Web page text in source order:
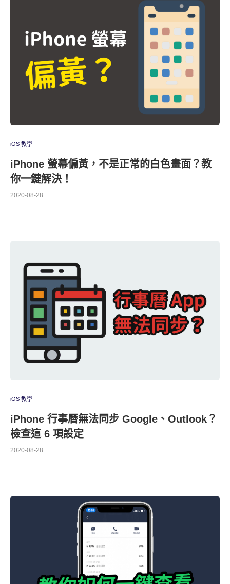
iOS 教學
iPhone 螢幕偏黃，不是正常的白色畫面？教
你一鍵解決！
2020-08-28
iOS 教學
iPhone 行事曆無法同步 Google、Outlook？
檢查這 6 項設定
2020-08-28